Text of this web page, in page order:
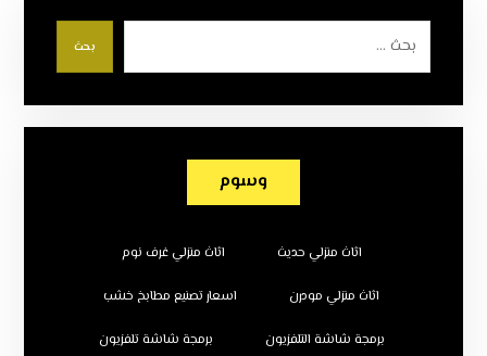
بحث
وسوم
اثاث منزلي حديث اثاث منزلي غرف نوم
اثاث منزلي مودرن اسعار تصنيع مطابخ خشب
برمجة شاشة التلفزيون برمجة شاشة تلفزيون